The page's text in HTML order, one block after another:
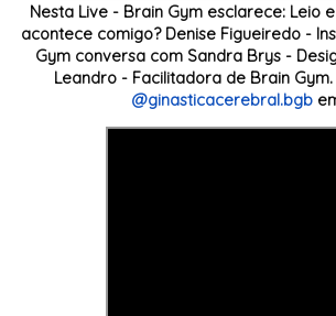
Nesta Live - Brain Gym esclarece: Leio
acontece comigo? Denise Figueiredo -
Gym conversa com Sandra Brys -
Leandro - Facilitadora de Brain
@ginasticacerebral.bgb